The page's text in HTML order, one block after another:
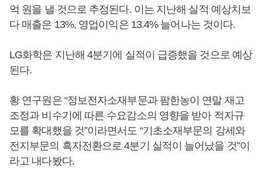
억 원을 낼 것으로 추정된다. 이는 지난해 실적 예상치보
다 매출은 13%, 영업이익은 13.4% 늘어나는 것이다.
LG화학은 지난해 4분기에 실적이 급증했을 것으로 예상
된다.
황 연구원은 “정보전자소재부문과 팜한농이 연말 재고
조정과 비수기에 따른 수요감소의 영향을 받아 적자규
모를 확대했을 것”이라면서도 “기초소재부문의 강세와
전지부문의 흑자전환으로 4분기 실적이 늘어났을 것”이
라고 내다봤다.